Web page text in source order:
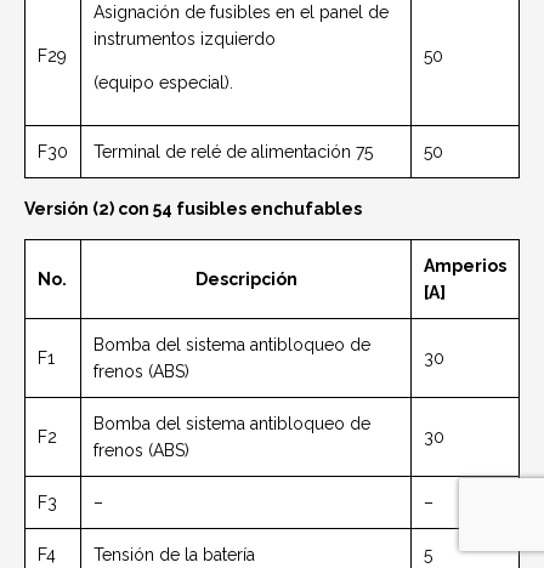
F29
Asignación de fusibles en el panel de
instrumentos izquierdo
(equipo especial).
50
F30 Terminal de relé de alimentación 75 50
Versión (2) con 54 fusibles enchufables
No. Descripción
Amperios
[A]
F1
Bomba del sistema antibloqueo de
frenos (ABS)
30
F2
Bomba del sistema antibloqueo de
frenos (ABS)
30
F3 – –
F4 Tensión de la batería 5